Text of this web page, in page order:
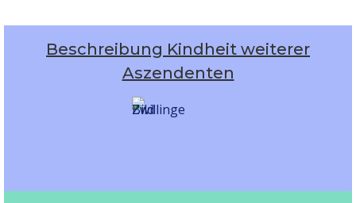
Beschreibung Kindheit weiterer
Aszendenten